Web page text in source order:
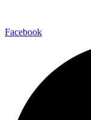
tartalomhoz
Facebook